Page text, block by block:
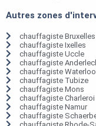
Autres zones
chauffagiste Bruxelles
chauffagiste Ixelles
chauffagiste Uccle
chauffagiste
chauffagiste Waterloo
chauffagiste Tubize
chauffagiste Mons
chauffagiste Charleroi
chauffagiste Namur
chauffagiste